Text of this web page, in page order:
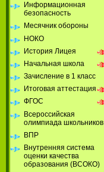
Информационная
безопасность
Месячник обороны
НОКО
История Лицея
Начальная школа
Зачисление в 1 класс
Итоговая аттестация
ФГОС
Всероссийская
олимпиада школьников
ВПР
Внутренняя система
оценки качества
образования (ВСОКО)